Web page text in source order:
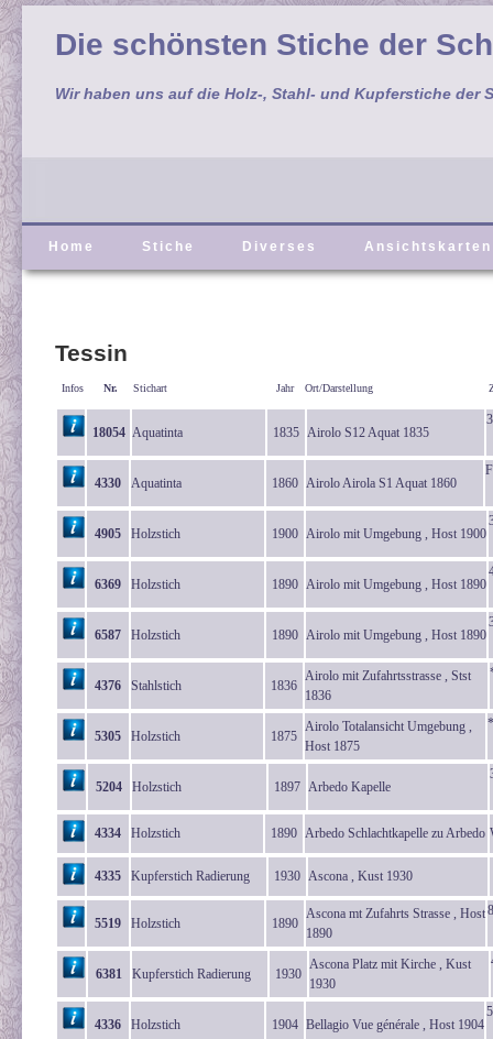
Die schönsten Stiche der
Wir haben uns auf die Holz-, Stahl- und Kupferstiche der
Home Stiche Diverses Ansichtskarten
Tessin
Infos Nr. Stichart Jahr Ort/Darstellung
18054 Aquatinta 1835 Airolo S12 Aquat 1835
4330 Aquatinta 1860 Airolo Airola S1 Aquat 1860
4905 Holzstich 1900 Airolo mit Umgebung , Host 1900
6369 Holzstich 1890 Airolo mit Umgebung , Host 1890
6587 Holzstich 1890 Airolo mit Umgebung , Host 1890
4376 Stahlstich 1836
Airolo mit Zufahrtsstrasse , Stst
1836
5305 Holzstich 1875
Airolo Totalansicht Umgebung ,
Host 1875
5204 Holzstich 1897 Arbedo Kapelle
4334 Holzstich 1890 Arbedo Schlachtkapelle zu Arbedo
4335 Kupferstich Radierung 1930 Ascona , Kust 1930
5519 Holzstich 1890
Ascona mt Zufahrts Strasse , Host
1890
6381 Kupferstich Radierung 1930
Ascona Platz mit Kirche , Kust
1930
4336 Holzstich 1904 Bellagio Vue générale , Host 1904